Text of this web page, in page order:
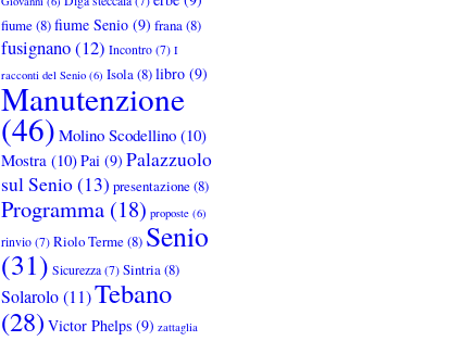
fiume(8)fiume Senio (9) frana(8)
fusignano(12) Incontro (7) I
racconti del Senio (6) Isola(8)libro (9)
Manutenzione
(46) Molino Scodellino (10)
Mostra (10)Pai (9) Palazzuolo
sul Senio(13) presentazione(8)
Programma (18) proposte (6)
rinvio (7) Riolo Terme(8) Senio
(31) Sicurezza (7) Sintria(8)
Solarolo(11)Tebano
(28) Victor Phelps (9) zattaglia